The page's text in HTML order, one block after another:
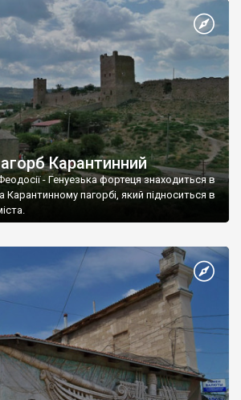
Карантинний
- Генуезька фортеця знаходиться в
Карантинному пагорбі, який підноситься в